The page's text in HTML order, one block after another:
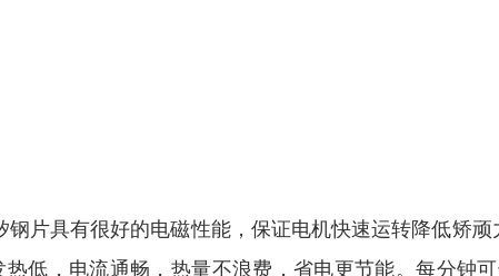
片具有很好的电磁性能，保证电机快速运转降低矫
低，电流通畅，热量不浪费，省电更节能。每分钟